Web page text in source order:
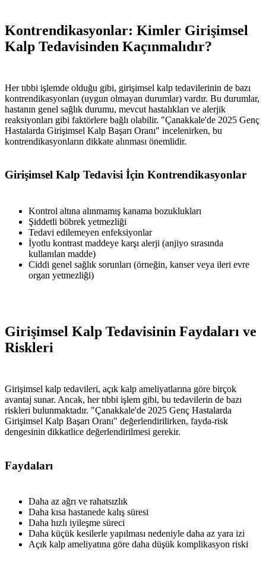
Kontrendikasyonlar: Kimler Girişimsel
Kalp Tedavisinden Kaçınmalıdır?
Her tıbbi işlemde olduğu gibi, girişimsel kalp tedavilerinin de bazı
kontrendikasyonları (uygun olmayan durumlar) vardır. Bu durumlar,
hastanın genel sağlık durumu, mevcut hastalıkları ve alerjik
reaksiyonları gibi faktörlere bağlı olabilir. "Çanakkale'de 2025 Genç
Hastalarda Girişimsel Kalp Başarı Oranı" incelenirken, bu
kontrendikasyonların dikkate alınması önemlidir.
Girişimsel Kalp Tedavisi İçin Kontrendikasyonlar
Kontrol altına alınmamış kanama bozuklukları
Şiddetli böbrek yetmezliği
Tedavi edilemeyen enfeksiyonlar
İyotlu kontrast maddeye karşı alerji (anjiyo sırasında
kullanılan madde)
Ciddi genel sağlık sorunları (örneğin, kanser veya ileri evre
organ yetmezliği)
Girişimsel Kalp Tedavisinin Faydaları ve
Riskleri
Girişimsel kalp tedavileri, açık kalp ameliyatlarına göre birçok
avantaj sunar. Ancak, her tıbbi işlem gibi, bu tedavilerin de bazı
riskleri bulunmaktadır. "Çanakkale'de 2025 Genç Hastalarda
Girişimsel Kalp Başarı Oranı" değerlendirilirken, fayda-risk
dengesinin dikkatlice değerlendirilmesi gerekir.
Faydaları
Daha az ağrı ve rahatsızlık
Daha kısa hastanede kalış süresi
Daha hızlı iyileşme süreci
Daha küçük kesilerle yapılması nedeniyle daha az yara izi
Açık kalp ameliyatına göre daha düşük komplikasyon riski